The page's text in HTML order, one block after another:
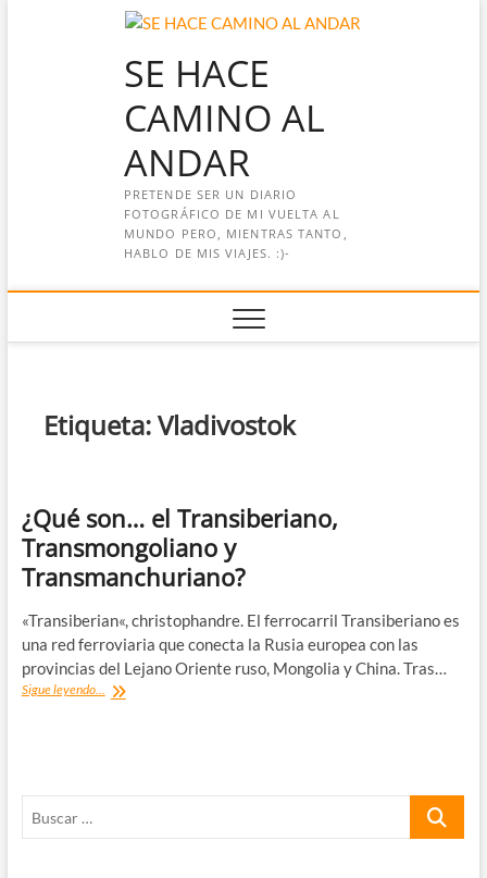
SE HACE
CAMINO AL
ANDAR
PRETENDE SER UN DIARIO
FOTOGRÁFICO DE MI VUELTA AL
MUNDO PERO, MIENTRAS TANTO,
HABLO DE MIS VIAJES. :)-
Etiqueta:Vladivostok
¿Qué son… el Transiberiano,
Transmongoliano y
Transmanchuriano?
«Transiberian«, christophandre. El ferrocarril Transiberiano es
una red ferroviaria que conecta la Rusia europea con las
provincias del Lejano Oriente ruso, Mongolia y China. Tras…
Sigue leyendo... ¿Qué
Buscar